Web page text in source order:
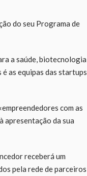
do seu Programa de
a saúde, biotecnologia
as equipas das startups
com as
apresentação da sua
receberá um
pela rede de parceiros